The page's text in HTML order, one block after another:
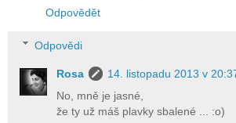
Odpovědět
Odpovědi
Rosa
14. listopadu 2013 v
No, mně je jasné,
že ty už máš plavky sbalené ... :o)